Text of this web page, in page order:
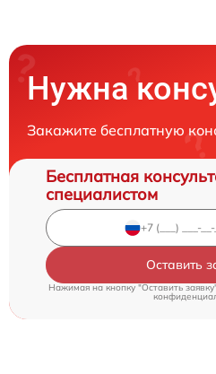
Нужна
Закажите бесплатную
Бесплатная
специалистом
Оставить
Нажимая на кнопку "Оставить